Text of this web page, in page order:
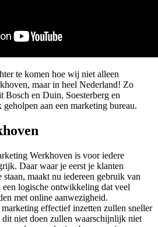
te komen hoe wij niet alleen
maar in heel Nederland! Zo
Bosch en Duin, Soesterberg en
aan een marketing bureau.
Werkhoven is voor iedere
Daar waar je eerst je klanten
maakt nu iedereen gebruik van
logische ontwikkeling dat veel
met online aanwezigheid.
effectief inzetten zullen sneller
niet doen zullen waarschijnlijk niet